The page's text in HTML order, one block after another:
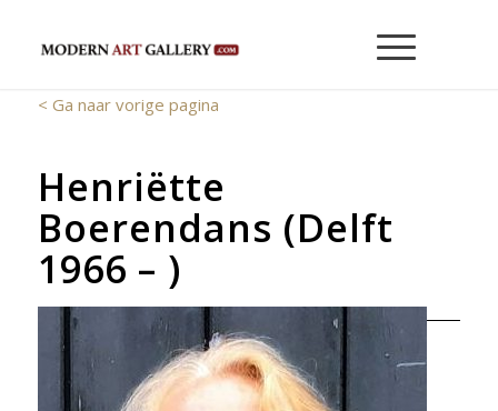
< Ga naar vorige pagina
Henriëtte
Boerendans (Delft
1966 – )